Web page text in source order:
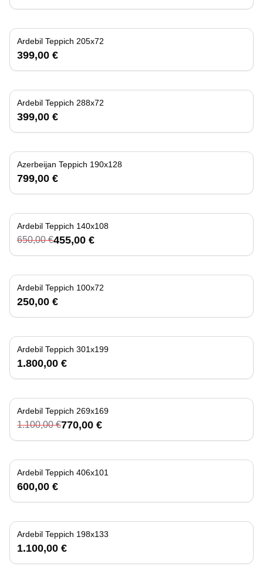
Ardebil Teppich 205x72
399,00 €
Ardebil Teppich 288x72
399,00 €
Azerbeijan Teppich 190x128
799,00 €
-30% Ardebil Teppich 140x108
650,00 €455,00 €
Ardebil Teppich 100x72
250,00 €
Ardebil Teppich 301x199
1.800,00 €
-30%
Ardebil Teppich 269x169
1.100,00 €770,00 €
Ardebil Teppich 406x101
600,00 €
Ardebil Teppich 198x133
1.100,00 €